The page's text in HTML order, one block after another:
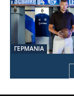
ΓΕΡΜΑΝΙΑ